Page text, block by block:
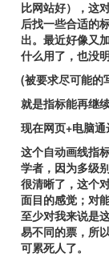
比网站好），这
后找一些合适的
出。最近好像又
什么用了，也没
(被要求尽可能的
就是指标能再继
现在网页+电脑通
这个自动画线指
学者，因为多级
很清晰了，这个
面目的感觉；对
至少对我来说是
易不同的票，所
可累死人了。